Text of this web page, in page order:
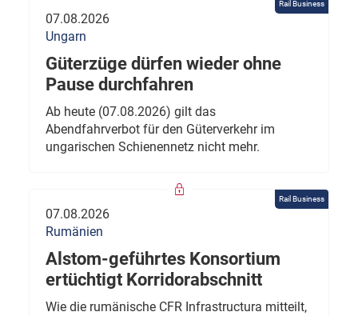
Rail Business
07.08.2026
Ungarn
Güterzüge dürfen wieder ohne
Pause durchfahren
Ab heute (07.08.2026) gilt das
Abendfahrverbot für den Güterverkehr im
ungarischen Schienennetz nicht mehr.
Rail Business
07.08.2026
Rumänien
Alstom-geführtes Konsortium
ertüchtigt Korridorabschnitt
Wie die rumänische CFR Infrastructura mitteilt,